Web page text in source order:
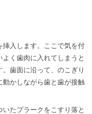
入します。ここで気を付
く歯肉に入れてしまうと
歯面に沿って、のこぎり
かしながら歯と歯が接触
たプラークをこすり落と